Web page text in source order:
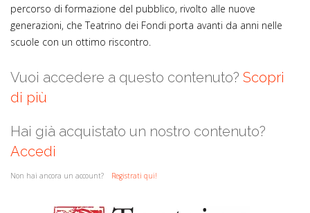
percorso di formazione del pubblico, rivolto alle nuove
generazioni, che Teatrino dei Fondi porta avanti da anni nelle
scuole con un ottimo riscontro.
Vuoi accedere a questo contenuto? Scopri
di più
Hai già acquistato un nostro contenuto?
Accedi
Non hai ancora un account? Registrati qui!